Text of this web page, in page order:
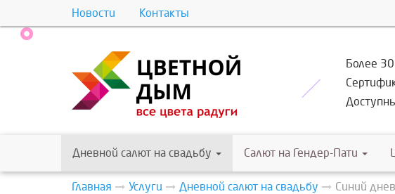
Новости Контакты
Более
Дневной салют на свадьбу Салют на Гендер-Пати
Главная Услуги Дневной салют на свадьбу Синий